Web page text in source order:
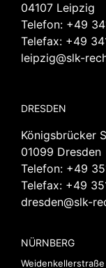
04107 Leipzig
Telefon: +49
Telefax: +49
leipzig@slk-
DRESDEN
Königsbrücker
01099 Dresden
Telefon: +49
Telefax: +49
dresden@slk-
NÜRNBERG